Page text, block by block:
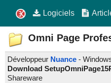
Logiciels
Omni Page
Développeur Nuance -
Download
Shareware